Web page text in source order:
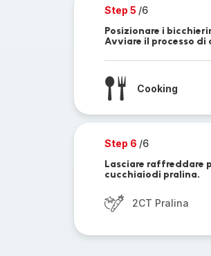
Step 5 /6
Posizionare i
Avviare il processo di
Cooking
Step 6 /6
Lasciare raffreddare
cucchiaiodi pralina.
2CT Pralina